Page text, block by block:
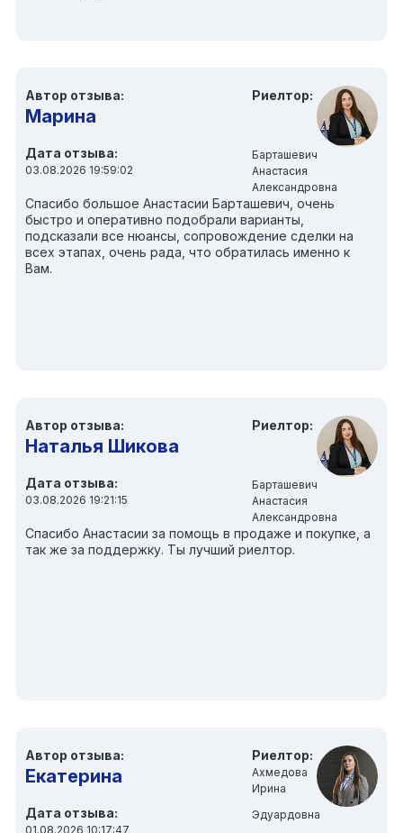
Автор отзыва:
Марина
Дата отзыва:
03.08.2026 19:59:02
Риелтор:
Барташевич
Анастасия
Александровна
Спасибо большое Анастасии Барташевич, очень
быстро и оперативно подобрали варианты,
подсказали все нюансы, сопровождение сделки на
всех этапах, очень рада, что обратилась именно к
Вам.
Автор отзыва:
Наталья Шикова
Дата отзыва:
03.08.2026 19:21:15
Риелтор:
Барташевич
Анастасия
Александровна
Спасибо Анастасии за помощь в продаже и покупке, а
так же за поддержку. Ты лучший риелтор.
Автор отзыва:
Екатерина
Дата отзыва:
01.08.2026 10:17:47
Риелтор:
Ахмедова
Ирина
Эдуардовна